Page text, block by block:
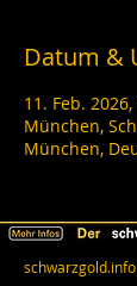
Datum &
11. Feb.
München,
München,